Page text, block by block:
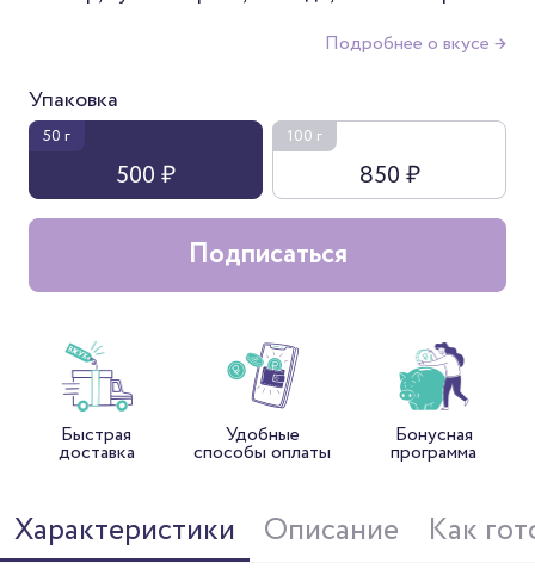
Подробнее о вкусе →
Упаковка
50 г
500 ₽
100 г
850 ₽
Подписаться
Быстрая
доставка
Удобные
способы оплаты
Бонусная
программа
Характеристики Описание Как